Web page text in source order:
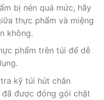
bị nén quá mức, hãy
thực phẩm và miệng
không.
phẩm trên túi để dễ
kỹ túi hút chân
được đóng gói chặt